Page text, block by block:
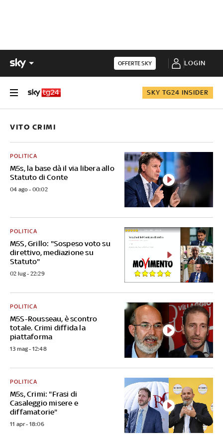
OFFERTE SKY LOGIN
SKY TG24 INSIDER
VITO CRIMI
M5s, la base dà il via libera allo
Statuto di Conte
POLITICA
04 ago - 00:02
M5S, Grillo: "Sospeso voto su
direttivo, mediazione su
Statuto"
POLITICA
02 lug - 22:29
M5S-Rousseau, è scontro
totale. Crimi diffida la
piattaforma
POLITICA
13 mag - 12:48
M5s, Crimi: "Frasi di
Casaleggio misere e
diffamatorie"
POLITICA
11 apr - 18:06